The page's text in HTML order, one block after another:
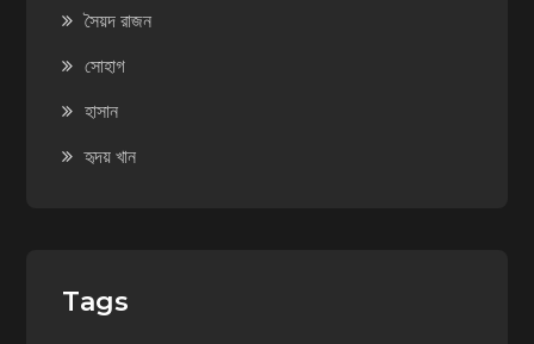
সৈয়দ রাজন
সোহাগ
হাসান
হৃদয় খান
Tags